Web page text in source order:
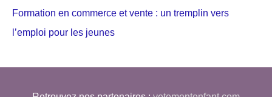
Formation en commerce et vente : un tremplin vers
l’emploi pour les jeunes